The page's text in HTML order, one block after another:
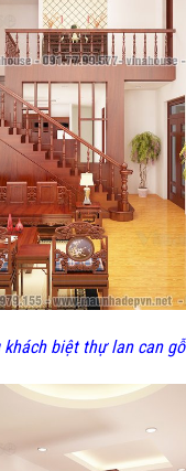
khách biệt thự lan can gỗ